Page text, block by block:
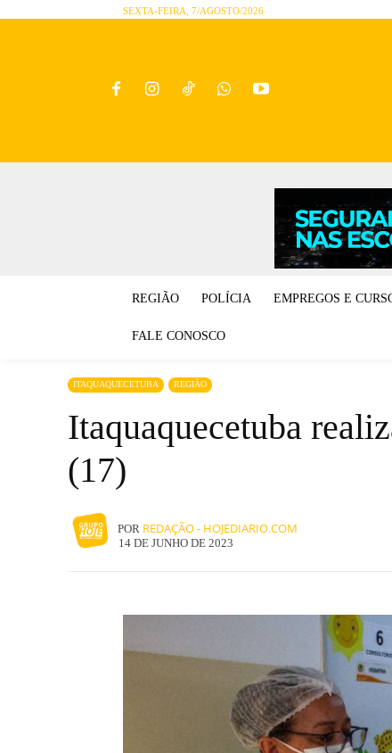
SEXTA-FEIRA, 7/AGOSTO/2026
REGIÃO POLÍCIA EMPREGOS E
FALE CONOSCO
ITAQUAQUECETUBA REGIÃO
Itaquaquecetuba
(17)
POR REDAÇÃO - HOJEDIARIO.COM
14 DE JUNHO DE 2023